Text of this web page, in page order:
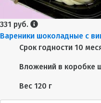
331 руб.
Вареники шоколадные с
Срок годности 10
Вложений в коробке
Вес 120 г